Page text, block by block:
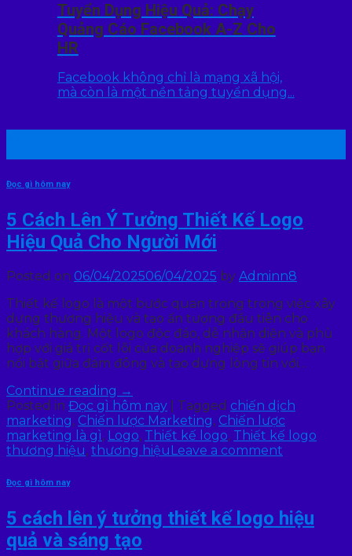
Tuyển Dụng Hiệu Quả: Chạy
Quảng Cáo Facebook A-Z Cho
HR
Facebook không chỉ là mạng xã hội,
mà còn là một nền tảng tuyển dụng...
Đọc gì hôm nay
5 Cách Lên Ý Tưởng Thiết Kế Logo
Hiệu Quả Cho Người Mới
Posted on 06/04/202506/04/2025 by Adminn8
Thiết kế logo là một bước quan trọng trong việc xây
dựng thương hiệu và tạo ấn tượng đầu tiên cho
khách hàng. Một logo độc đáo, dễ nhận diện và phù
hợp với giá trị cốt lõi của doanh nghiệp sẽ giúp bạn
nổi bật giữa đám đông và tạo dựng lòng tin với…
Continue reading →
Posted in Đọc gì hôm nay Tagged chiến dịch
marketing, Chiến lược Marketing, Chiến lược
marketing là gì, Logo, Thiết kế logo, Thiết kế logo
thương hiệu, thương hiệu Leave a comment
Đọc gì hôm nay
5 cách lên ý tưởng thiết kế logo hiệu
quả và sáng tạo